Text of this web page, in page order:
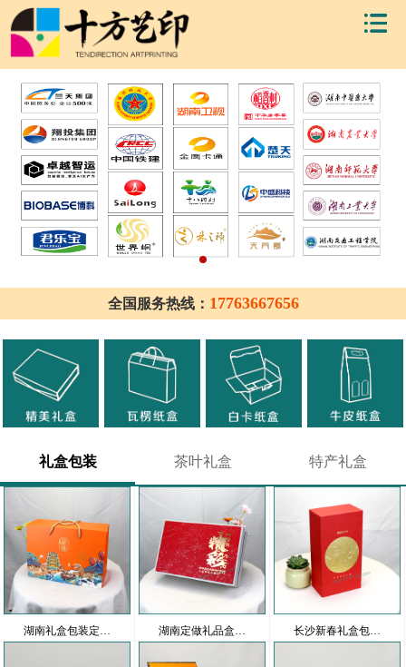
全国服务热线： 17763667656
礼盒包装 茶叶礼盒 特产礼盒
湖南礼盒包装定… 湖南定做礼品盒… 长沙新春礼盒包…